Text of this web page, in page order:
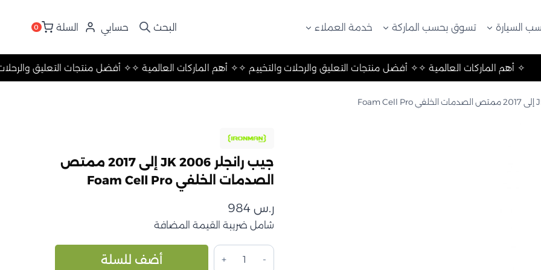
السيارة تسوق بحسب الماركة خدمة العملاء حسابي السلة 0
✧ أفضل منتجات✧ أهم الماركات العالمية ✧✧ أفضل منتجات التعليق والرحلات والتخييم ✧✧ أهم الماركات العالمية ✧ والتخييم ✧
جيب رانجلر JK 2006 إلى 2017 ممتص
الصدمات الخلفي Foam Cell Pro
ر.س984
شامل ضريبة القيمة المضافة
كمية
جيب
أضف للسلة